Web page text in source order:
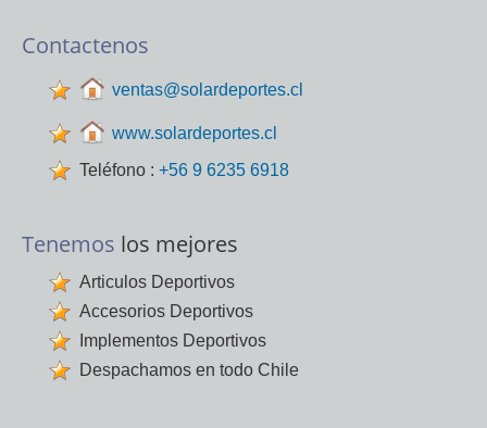
Contactenos
ventas@solardeportes.cl
www.solardeportes.cl
Teléfono : +56 9 6235 6918
Tenemos los mejores
Articulos Deportivos
Accesorios Deportivos
Implementos Deportivos
Despachamos en todo Chile